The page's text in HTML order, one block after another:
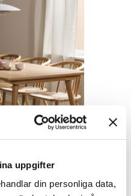
uppgifter
din personliga data,